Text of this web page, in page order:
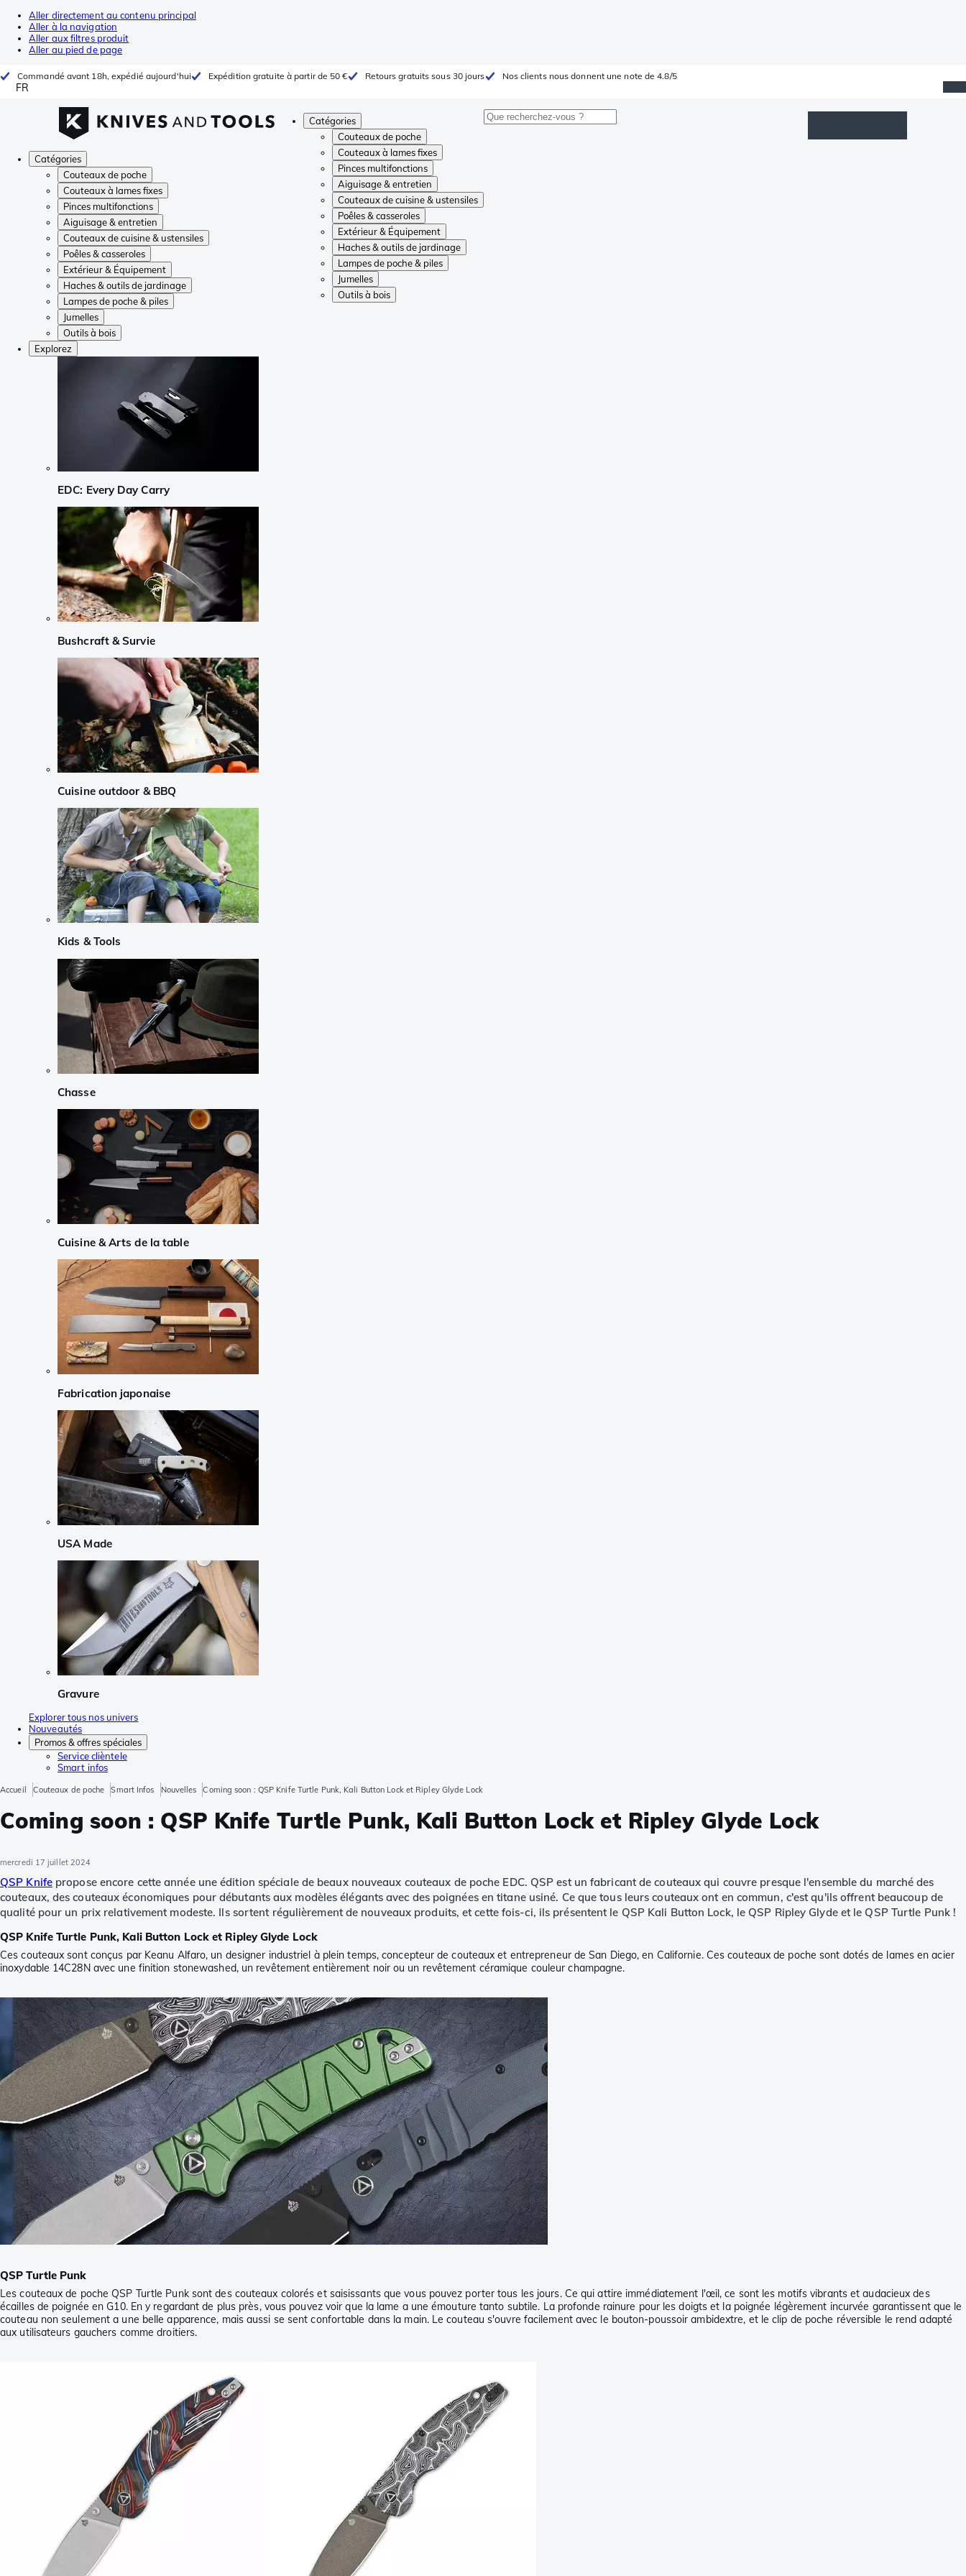
Aller directement au contenu principal
Aller à la navigation
Aller aux filtres produit
Aller au pied de page
Commandé avant 18h, expédié aujourd'hui Expédition gratuite à partir de 50 € Retours gratuits sous 30 jours Nos clients nous donnent une note de 4.8/5
FR
Catégories
Couteaux de poche
Couteaux à lames fixes
Pinces multifonctions
Aiguisage & entretien
Couteaux de cuisine & ustensiles
Poêles & casseroles
Extérieur & Équipement
Haches & outils de jardinage
Lampes de poche & piles
Jumelles
Outils à bois
Catégories
Couteaux de poche
Couteaux à lames fixes
Pinces multifonctions
Aiguisage & entretien
Couteaux de cuisine & ustensiles
Poêles & casseroles
Extérieur & Équipement
Haches & outils de jardinage
Lampes de poche & piles
Jumelles
Outils à bois
Explorez
EDC: Every Day Carry
Bushcraft & Survie
Cuisine outdoor & BBQ
Kids & Tools
Chasse
Cuisine & Arts de la table
Fabrication japonaise
USA Made
Gravure
Explorer tous nos univers
Nouveautés
Promos & offres spéciales
Service clièntele
Smart infos
Accueil Couteaux de poche Smart Infos Nouvelles Coming soon : QSP Knife Turtle Punk, Kali Button Lock et Ripley Glyde Lock
Coming soon : QSP Knife Turtle Punk, Kali Button Lock et Ripley Glyde Lock
mercredi 17 juillet 2024
QSP Knifepropose encore cette année une édition spéciale de beaux nouveaux couteaux de poche EDC. QSP est un fabricant de couteaux qui couvre presque l'ensemble du marché des
couteaux, des couteaux économiques pour débutants aux modèles élégants avec des poignées en titane usiné. Ce que tous leurs couteaux ont en commun, c'est qu'ils offrent beaucoup de
qualité pour un prix relativement modeste. Ils sortent régulièrement de nouveaux produits, et cette fois-ci, ils présentent le QSP Kali Button Lock, le QSP Ripley Glyde et le QSP Turtle Punk !
QSP Knife Turtle Punk, Kali Button Lock et Ripley Glyde Lock
Ces couteaux sont conçus par Keanu Alfaro, un designer industriel à plein temps, concepteur de couteaux et entrepreneur de San Diego, en Californie. Ces couteaux de poche sont dotés de lames en acier
inoxydable 14C28N avec une finition stonewashed, un revêtement entièrement noir ou un revêtement céramique couleur champagne.
QSP Turtle Punk
Les couteaux de poche QSP Turtle Punk sont des couteaux colorés et saisissants que vous pouvez porter tous les jours. Ce qui attire immédiatement l'œil, ce sont les motifs vibrants et audacieux des
écailles de poignée en G10. En y regardant de plus près, vous pouvez voir que la lame a une émouture tanto subtile. La profonde rainure pour les doigts et la poignée légèrement incurvée garantissent que le
couteau non seulement a une belle apparence, mais aussi se sent confortable dans la main. Le couteau s'ouvre facilement avec le bouton-poussoir ambidextre, et le clip de poche réversible le rend adapté
aux utilisateurs gauchers comme droitiers.